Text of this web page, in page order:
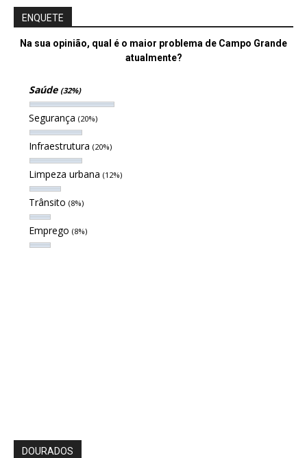
ENQUETE
Na sua opinião, qual é o maior problema de Campo Grande
atualmente?
Saúde (32%)
Segurança (20%)
Infraestrutura (20%)
Limpeza urbana (12%)
Trânsito (8%)
Emprego (8%)
DOURADOS